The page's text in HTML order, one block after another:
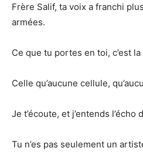
Frère Salif, ta voix a franchi
armées.
Ce que tu portes en toi, c’est
Celle qu’aucune cellule,
Je t’écoute, et j’entends
Tu n’es pas seulement un